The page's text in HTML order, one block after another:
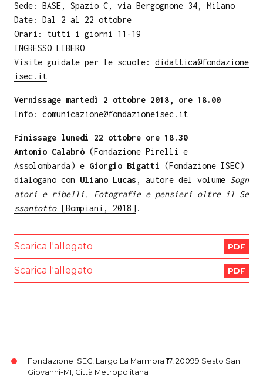
Sede: BASE, Spazio C, via Bergognone 34, Milano
Date: Dal 2 al 22 ottobre
Orari: tutti i giorni 11-19
INGRESSO LIBERO
Visite guidate per le scuole: didattica@fondazione
isec.it
Vernissage martedì 2 ottobre 2018, ore 18.00
Info: comunicazione@fondazioneisec.it
Finissage lunedì 22 ottobre ore 18.30
Antonio Calabrò (Fondazione Pirelli e
Assolombarda) e Giorgio Bigatti
(Fondazione ISEC)
dialogano con Uliano Lucas , autore del volume Sogn
atori e ribelli. Fotografie e pensieri oltre il Se
ssantotto[Bompiani, 2018] .
Scarica l'allegato PDF
Scarica l'allegato PDF
Fondazione ISEC, Largo La Marmora 17, 20099 Sesto San
Giovanni-MI, Città Metropolitana